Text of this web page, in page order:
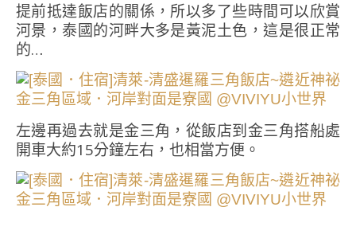
提前抵達飯店的關係，所以多了些時間可以欣賞
河景，泰國的河畔大多是黃泥土色，這是很正常
的…
左邊再過去就是金三角，從飯店到金三角搭船處
開車大約15分鐘左右，也相當方便。